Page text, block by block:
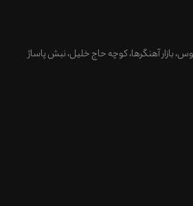
بازار آهنگرها، کوچه حاج خلیل، نبش پاساژ